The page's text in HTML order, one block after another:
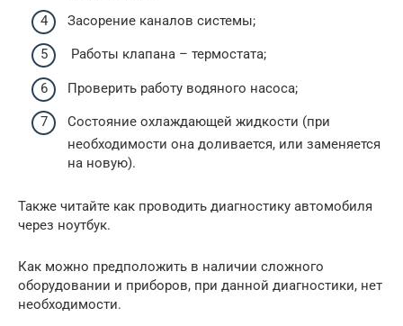
Засорение каналов системы;
Работы клапана – термостата;
Проверить работу водяного насоса;
Состояние охлаждающей жидкости (при
необходимости она доливается, или заменяется
на новую).
Также читайте как проводить диагностику автомобиля
через ноутбук.
Как можно предположить в наличии сложного
оборудовании и приборов, при данной диагностики, нет
необходимости.